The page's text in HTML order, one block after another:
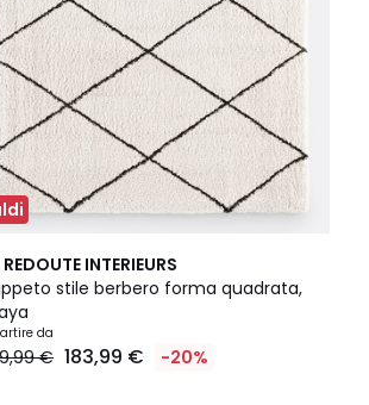
INTERIEURS
stile berbero forma quadrata,
da
€ 183,99 € -20%